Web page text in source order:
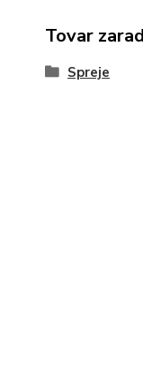
Tovar
Spreje